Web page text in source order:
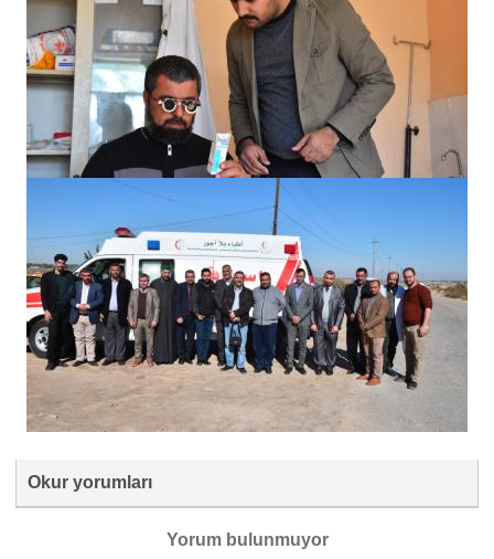
Okur yorumları
Yorum bulunmuyor